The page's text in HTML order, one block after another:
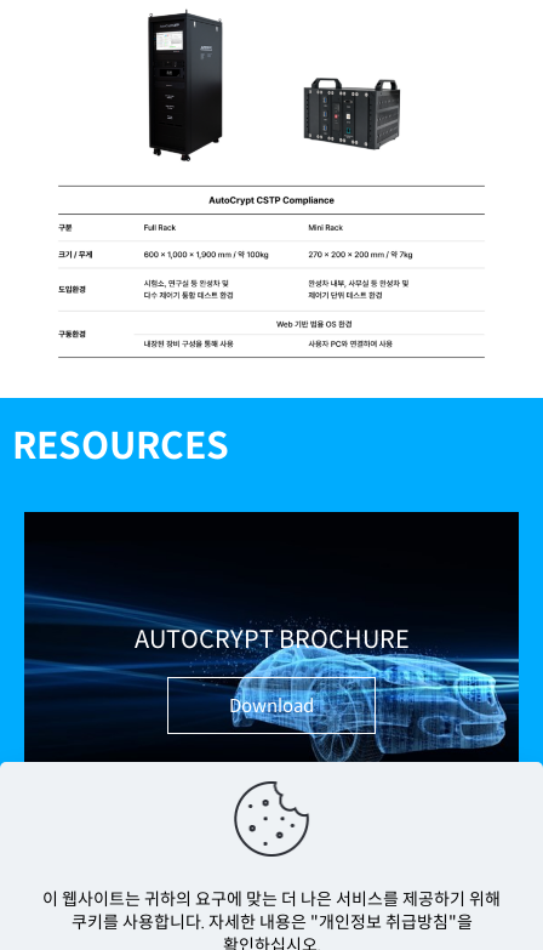
RESOURCES
AUTOCRYPT BROCHURE
Download
이 웹사이트는 귀하의 요구에 맞는 더 나은 서비스를 제공하기 위해
쿠키를 사용합니다. 자세한 내용은 "개인정보 취급방침"을
확인하십시오.